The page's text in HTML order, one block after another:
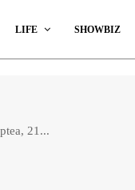
LIFE SHOWBIZ
21...